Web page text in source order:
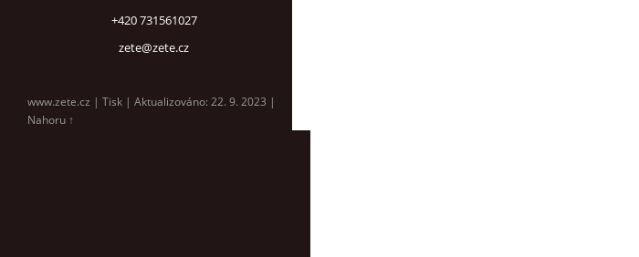
+420 731561027
zete@zete.cz
www.zete.cz | Tisk | Aktualizováno: 22. 9. 2023 |
Nahoru ↑